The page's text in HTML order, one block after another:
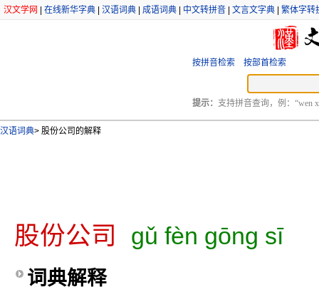
汉文学网 在线新华字典 汉语词典 成语词典 中文转拼音 文言文字典 繁体字转
按拼音检索 按部首检索
提示： 支持拼音查询，例：“wen
汉语词典> 股份公司的解释
股份公司 gǔ fèn gōng sī
词典解释